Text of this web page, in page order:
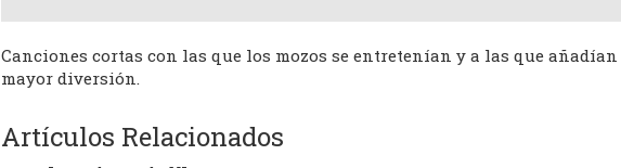
Canciones cortas con las que los mozos se entretenían y a las que
mayor diversión.
Artículos Relacionados